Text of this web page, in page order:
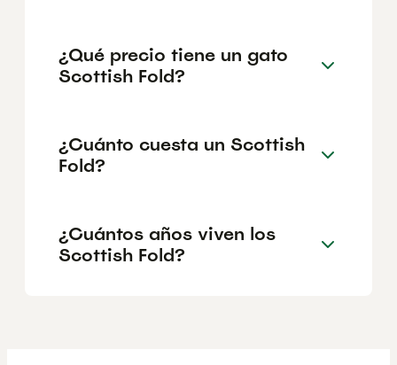
¿Qué precio tiene un gato
Scottish Fold?
¿Cuánto cuesta un Scottish
Fold?
¿Cuántos años viven los
Scottish Fold?